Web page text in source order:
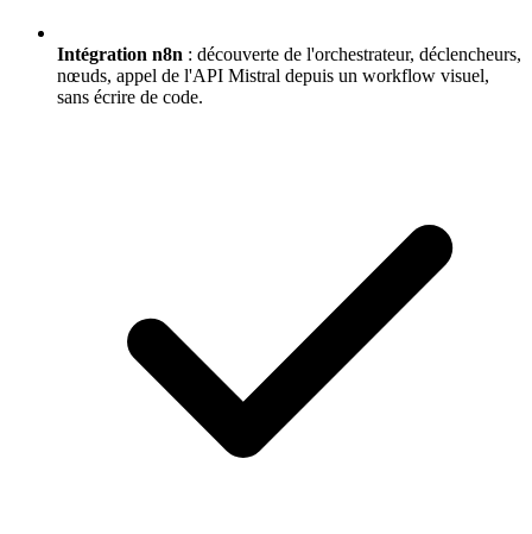
Intégration n8n : découverte de l'orchestrateur, déclencheurs,
nœuds, appel de l'API Mistral depuis un workflow visuel,
sans écrire de code.